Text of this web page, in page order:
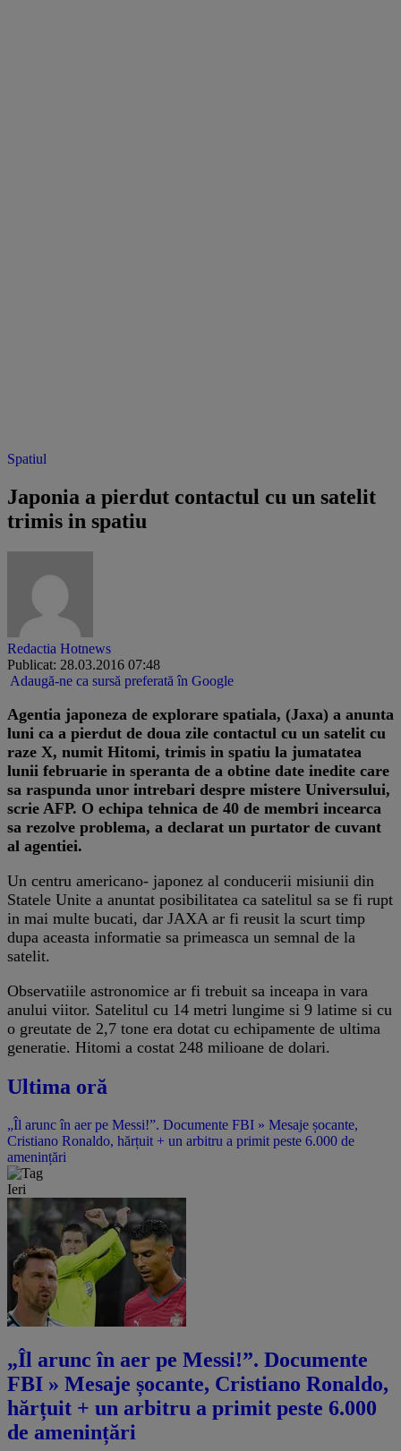
Spatiul
Japonia a pierdut contactul cu un satelit
trimis in spatiu
Redactia Hotnews
Publicat: 28.03.2016 07:48
Adaugă-ne ca sursă preferată în Google
Agentia japoneza de explorare spatiala, (Jaxa) a anunta
luni ca a pierdut de doua zile contactul cu un satelit cu
raze X, numit Hitomi, trimis in spatiu la jumatatea
lunii februarie in speranta de a obtine date inedite care
sa raspunda unor intrebari despre mistere Universului,
scrie AFP. O echipa tehnica de 40 de membri incearca
sa rezolve problema, a declarat un purtator de cuvant
al agentiei.
Un centru americano- japonez al conducerii misiunii din
Statele Unite a anuntat posibilitatea ca satelitul sa se fi rupt
in mai multe bucati, dar JAXA ar fi reusit la scurt timp
dupa aceasta informatie sa primeasca un semnal de la
satelit.
Observatiile astronomice ar fi trebuit sa inceapa in vara
anului viitor. Satelitul cu 14 metri lungime si 9 latime si cu
o greutate de 2,7 tone era dotat cu echipamente de ultima
generatie. Hitomi a costat 248 milioane de dolari.
Ultima oră
„Îl arunc în aer pe Messi!”. Documente FBI » Mesaje șocante,
Cristiano Ronaldo, hărțuit + un arbitru a primit peste 6.000 de
amenințări
Ieri
„Îl arunc în aer pe Messi!”. Documente
FBI » Mesaje șocante, Cristiano Ronaldo,
hărțuit + un arbitru a primit peste 6.000
de amenințări